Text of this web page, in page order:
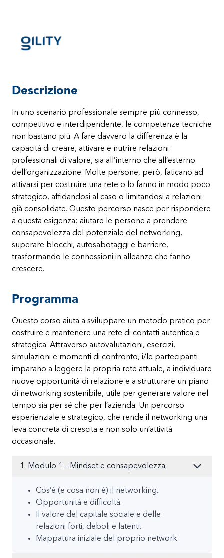
Descrizione
In uno scenario professionale sempre più connesso,
competitivo e interdipendente, le competenze tecniche
non bastano più. A fare davvero la differenza è la
capacità di creare, attivare e nutrire relazioni
professionali di valore, sia all’interno che all’esterno
dell’organizzazione. Molte persone, però, faticano ad
attivarsi per costruire una rete o lo fanno in modo poco
strategico, affidandosi al caso o limitandosi a relazioni
già consolidate. Questo percorso nasce per rispondere
a questa esigenza: aiutare le persone a prendere
consapevolezza del potenziale del networking,
superare blocchi, autosabotaggi e barriere,
trasformando le connessioni in alleanze che fanno
crescere.
Programma
Questo corso aiuta a sviluppare un metodo pratico per
costruire e mantenere una rete di contatti autentica e
strategica. Attraverso autovalutazioni, esercizi,
simulazioni e momenti di confronto, i/le partecipanti
imparano a leggere la propria rete attuale, a individuare
nuove opportunità di relazione e a strutturare un piano
di networking sostenibile, utile per generare valore nel
tempo sia per sé che per l’azienda. Un percorso
esperienziale e strategico, che rende il networking una
leva concreta di crescita e non solo un’attività
occasionale.
1. Modulo 1 – Mindset e consapevolezza
Cos’è (e cosa non è) il networking.
Opportunità e difficoltà.
Il valore del capitale sociale e delle
relazioni forti, deboli e latenti.
Mappatura iniziale del proprio network.